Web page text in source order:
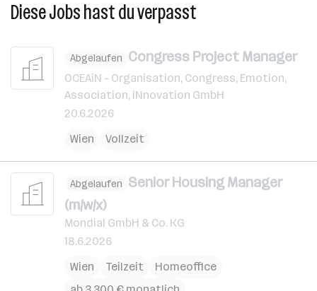
Diese Jobs hast du verpasst
Abgelaufen Congress Project Manager
OCEAiN - Organisation, Congress, Emotion,
Association, iNnovation GmbH
20.6.2026
Wien
Vollzeit
Abgelaufen Senior Housing Manager
(m/w/x)
Mondial GmbH & Co. KG
18.6.2026
Wien
Teilzeit
Homeoffice